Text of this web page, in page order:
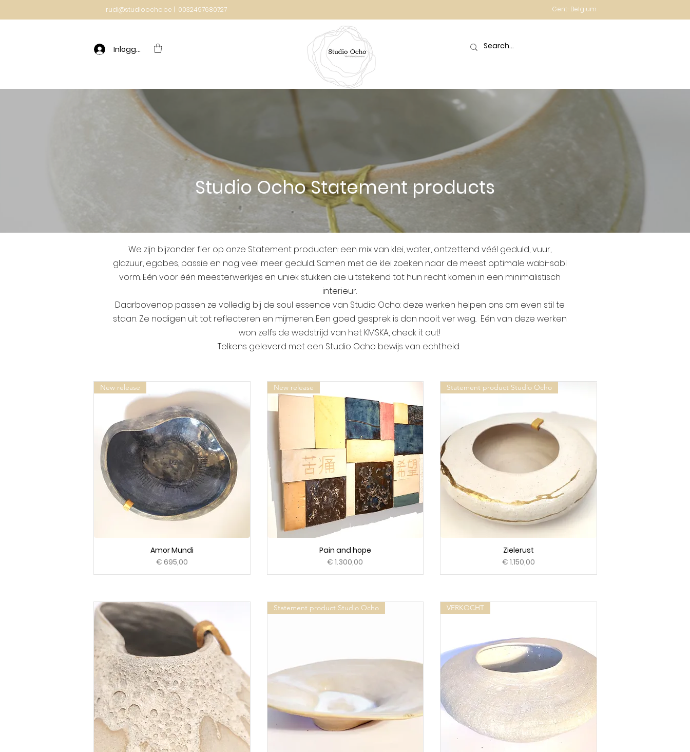
rudi@studioocho.be | 0032497680727 Gent-Belgium
Inloggen
Studio Ocho Statement products
We zijn bijzonder fier op onze Statement producten: een mix van klei, water, ontzettend véél geduld, vuur,
glazuur, egobes, passie en nog veel meer geduld. Samen met de klei zoeken naar de meest optimale wabi-sabi
vorm. Eén voor één meesterwerkjes en uniek stukken die uitstekend tot hun recht komen in een minimalistisch
interieur.
Daarbovenop passen ze volledig bij de soul essence van Studio Ocho: deze werken helpen ons om even stil te
staan. Ze nodigen uit tot reflecteren en mijmeren. Een goed gesprek is dan nooit ver weg.. Eén van deze werken
won zelfs de wedstrijd van het KMSKA, check it out!
Telkens geleverd met een Studio Ocho bewijs van echtheid.
New release
Amor Mundi
Prijs
€ 695,00
New release
Pain and hope
Prijs
€ 1.300,00
Statement product Studio Ocho
Zielerust
Prijs
€ 1.150,00
Statement product Studio Ocho VERKOCHT